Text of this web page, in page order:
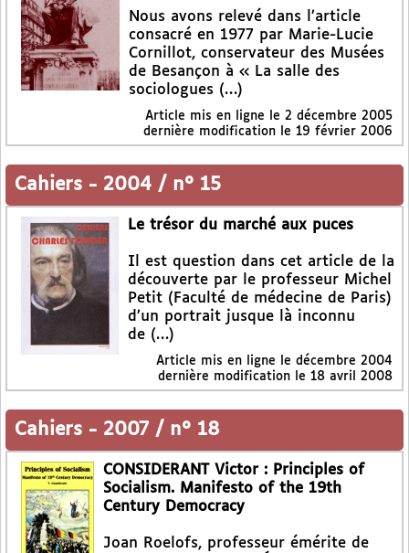
Nous avons relevé dans l’article
consacré en 1977 par Marie-Lucie
Cornillot, conservateur des Musées
de Besançon à « La salle des
sociologues (…)
Article mis en ligne le 2 décembre 2005
dernière modification le 19 février 2006
Cahiers - 2004 / n° 15
Le trésor du marché aux puces
Il est question dans cet article de la
découverte par le professeur Michel
Petit (Faculté de médecine de Paris)
d’un portrait jusque là inconnu
de (…)
Article mis en ligne le décembre 2004
dernière modification le 18 avril 2008
Cahiers - 2007 / n° 18
CONSIDERANT Victor : Principles of
Socialism. Manifesto of the 19th
Century Democracy
Joan Roelofs, professeur émérite de